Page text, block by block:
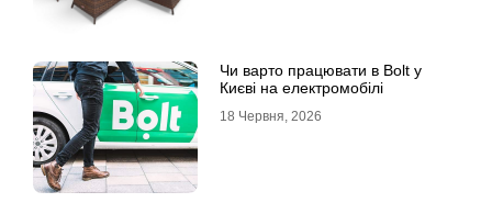
Чи варто працювати в Bolt у
Києві на електромобілі
18 Червня, 2026